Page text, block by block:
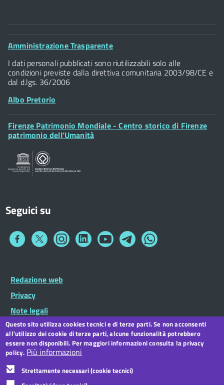
Comune di Firenze
Palazzo Vecchio
Piazza della Signoria - 50122, Firenze
P.IVA 01307110484
Posta Elettronica Certificata
Footer
Amministrazione Trasparente
I dati personali pubblicati sono riutilizzabili solo alle
condizioni previste dalla direttiva comunitaria 2003/98/CE e
dal d.lgs. 36/2006
Albo Pretorio
Footer
Widget
Firenze Patrimonio Mondiale - Centro storico di Firenze
patrimonio dell’Umanità
Seguici su
Collegamento
Collegamento
a
Collegamento
a
Collegamento
a
Collegamento
a
Collegamento
a
Collegamento
a
Footer
Widget
Footer
menu
Redazione web
Privacy
Note legali
Dichiarazione di accessibilità
CC BY 3.0 IT
Questo sito utilizza cookies tecnici e di terze parti. Se non acconsenti
all'utilizzo dei cookie di terze parti, alcune funzionalità potrebbero
essere non disponibili. Per maggiori informazioni consulta la privacy
policy. Più informazioni
Strettamente necessari (cookie tecnici)